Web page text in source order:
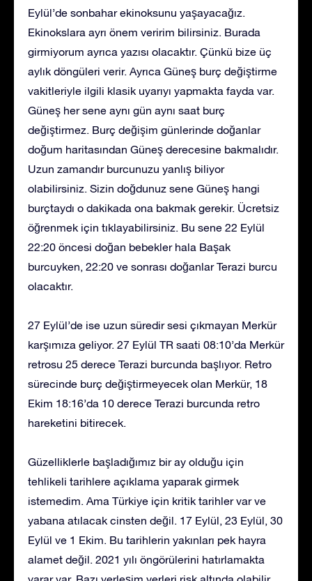
Eylül’de sonbahar ekinoksunu yaşayacağız.
Ekinokslara ayrı önem veririm bilirsiniz. Burada
girmiyorum ayrıca yazısı olacaktır. Çünkü bize üç
aylık döngüleri verir. Ayrıca Güneş burç değiştirme
vakitleriyle ilgili klasik uyarıyı yapmakta fayda var.
Güneş her sene aynı gün aynı saat burç
değiştirmez. Burç değişim günlerinde doğanlar
doğum haritasından Güneş derecesine bakmalıdır.
Uzun zamandır burcunuzu yanlış biliyor
olabilirsiniz. Sizin doğdunuz sene Güneş hangi
burçtaydı o dakikada ona bakmak gerekir. Ücretsiz
öğrenmek için tıklayabilirsiniz. Bu sene 22 Eylül
22:20 öncesi doğan bebekler hala Başak
burcuyken, 22:20 ve sonrası doğanlar Terazi burcu
olacaktır.
27 Eylül’de ise uzun süredir sesi çıkmayan Merkür
karşımıza geliyor. 27 Eylül TR saati 08:10’da Merkür
retrosu 25 derece Terazi burcunda başlıyor. Retro
sürecinde burç değiştirmeyecek olan Merkür, 18
Ekim 18:16’da 10 derece Terazi burcunda retro
hareketini bitirecek.
Güzelliklerle başladığımız bir ay olduğu için
tehlikeli tarihlere açıklama yaparak girmek
istemedim. Ama Türkiye için kritik tarihler var ve
yabana atılacak cinsten değil. 17 Eylül, 23 Eylül, 30
Eylül ve 1 Ekim. Bu tarihlerin yakınları pek hayra
alamet değil. 2021 yılı öngörülerini hatırlamakta